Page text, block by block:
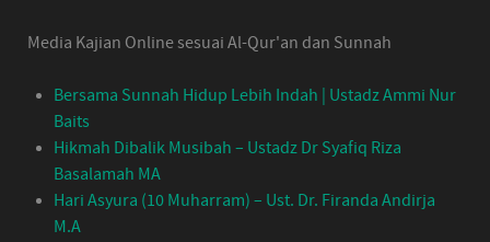
Media Kajian Online sesuai Al-Qur'an dan Sunnah
Bersama Sunnah Hidup Lebih Indah | Ustadz Ammi Nur
Baits
Hikmah Dibalik Musibah – Ustadz Dr Syafiq Riza
Basalamah MA
Hari Asyura (10 Muharram) – Ust. Dr. Firanda Andirja
M.A